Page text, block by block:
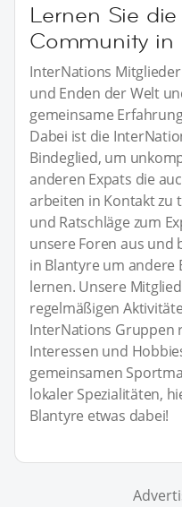
Lernen Sie
Community in
InterNations
und Enden der Welt
gemeinsame
Dabei ist die
Bindeglied, um
anderen Expats die
arbeiten in Kontakt zu
und Ratschläge zum
unsere Foren aus und
in Blantyre um andere
lernen. Unsere
regelmäßigen
InterNations Gruppen
Interessen und
gemeinsamen
lokaler Spezialitäten,
Blantyre etwas dabei!